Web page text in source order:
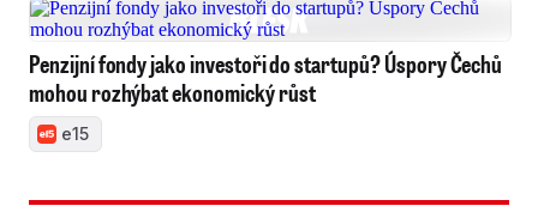
Penzijní fondy jako investoři do startupů? Úspory Čechů
mohou rozhýbat ekonomický růst
e15